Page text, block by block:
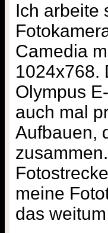
Ich arbeite
Camedia
1024x768.
Olympus
auch mal
Aufbauen,
meine
das